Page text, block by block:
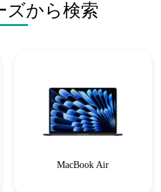
ズから検索
MacBook Air